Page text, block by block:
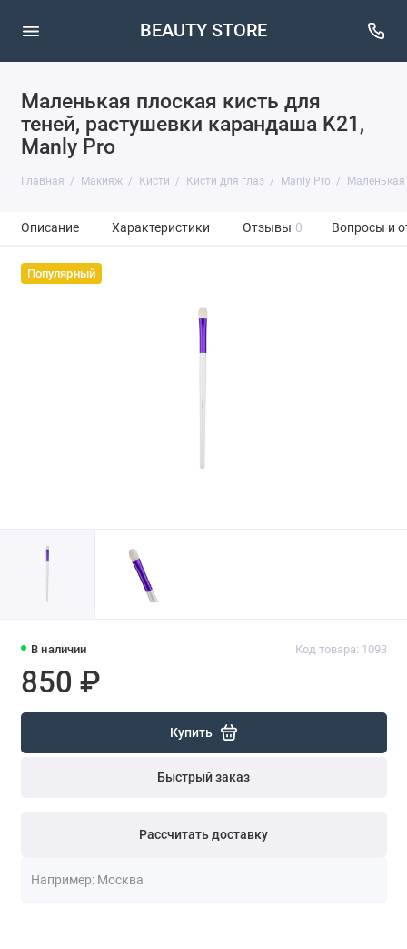
BEAUTY STORE
Маленькая плоская кисть для
теней, растушевки карандаша K21,
Manly Pro
Главная Макияж Кисти Кисти для глаз Manly Pro Маленькая
Описание Характеристики Отзывы 0 Вопросы и
Популярный
В наличии Код товара: 1093
850 ₽
Купить
Быстрый заказ
Рассчитать доставку